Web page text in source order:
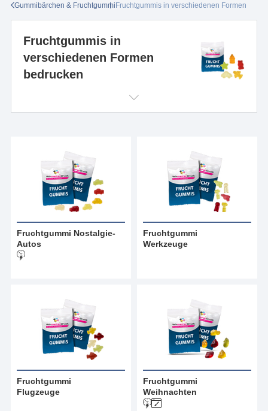
Gummibärchen & FruchtgummiFruchtgummis in verschiedenen Formen
Fruchtgummis in
verschiedenen Formen
bedrucken
Fruchtgummi Nostalgie-
Autos
Fruchtgummi
Werkzeuge
Fruchtgummi
Flugzeuge
Fruchtgummi
Weihnachten